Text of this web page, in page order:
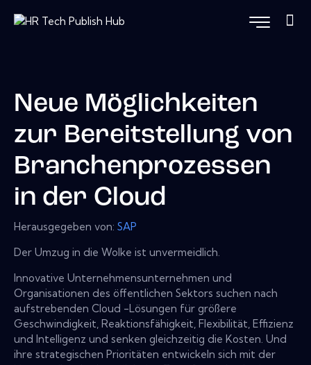
Neue Möglichkeiten
zur Bereitstellung von
Branchenprozessen
in der Cloud
Herausgegeben von: SAP
Der Umzug in die Wolke ist unvermeidlich.
Innovative Unternehmensunternehmen und
Organisationen des öffentlichen Sektors suchen nach
aufstrebenden Cloud -Lösungen für größere
Geschwindigkeit, Reaktionsfähigkeit, Flexibilität, Effizienz
und Intelligenz und senken gleichzeitig die Kosten. Und
ihre strategischen Prioritäten entwickeln sich mit der